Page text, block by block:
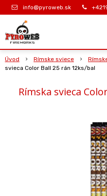
info@pyroweb.sk
Úvod Rímske sviece
svieca Color Ball 25 rán 12ks/bal
Rímska svieca